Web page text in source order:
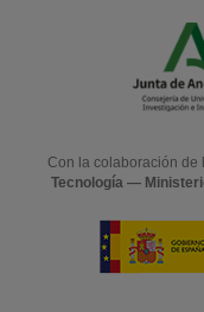
Con la colaboración de
Tecnología —